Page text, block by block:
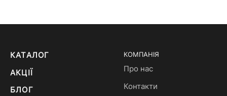
КАТАЛОГ
АКЦІЇ
БЛОГ
КОМПАНІЯ
Про нас
Контакти